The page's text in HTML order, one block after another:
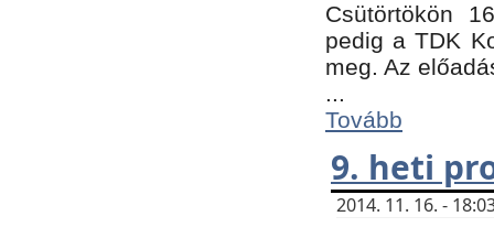
Csütörtökön
pedig a TDK
meg. Az
...
Tovább
9. heti
2014. 11. 16. -